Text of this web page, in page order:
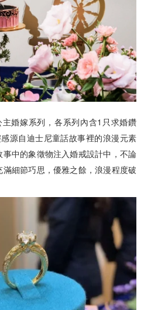
主婚嫁系列，各系列內含1只求婚鑽
源自迪士尼童話故事裡的浪漫元素
中的象徵物注入婚戒設計中，不論
細節巧思，優雅之餘，浪漫程度破